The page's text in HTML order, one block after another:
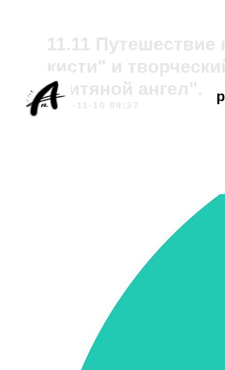
11.11
кисти" и
"Нитяной ангел".
2023-11-10 09:37